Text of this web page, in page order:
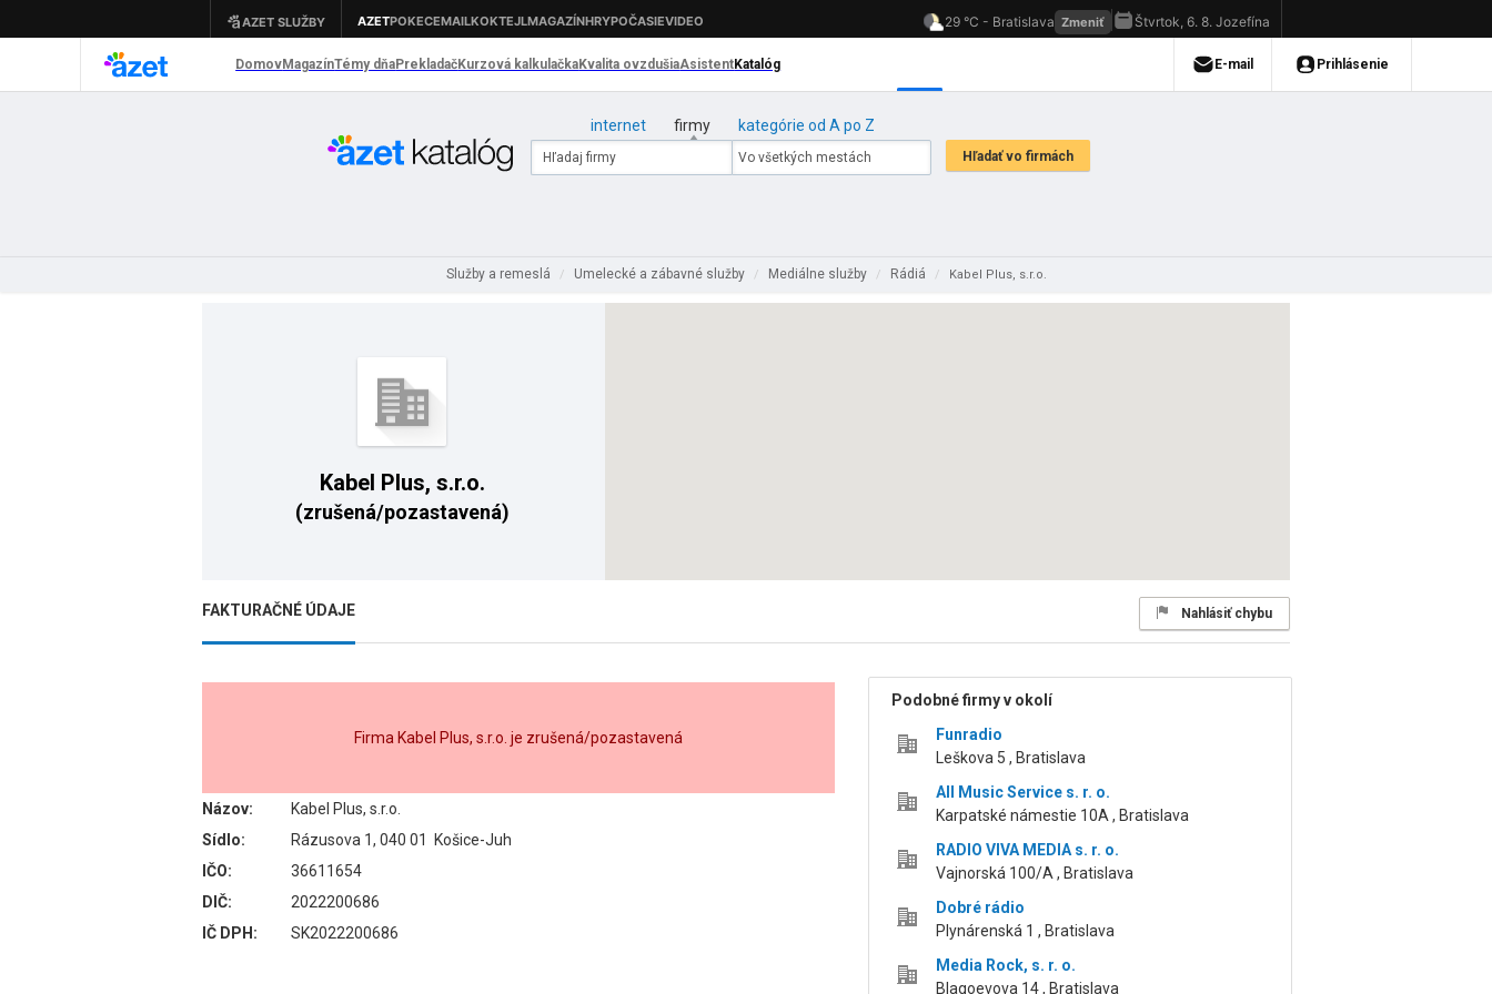
internet firmy kategórie od A po Z
Služby a remeslá / Umelecké a zábavné služby / Mediálne služby / Rádiá / Kabel Plus, s.r.o.
Kabel Plus, s.r.o.
(zrušená/pozastavená)
FAKTURAČNÉ ÚDAJE Nahlásiť chybu
Firma Kabel Plus, s.r.o. je zrušená/pozastavená
Názov:
Kabel Plus, s.r.o.
Sídlo:
Rázusova 1, 040 01 Košice-Juh
IČO:
36611654
DIČ:
2022200686
IČ DPH:
SK2022200686
Podobné firmy v okolí
Funradio
Leškova 5 , Bratislava
All Music Service s. r. o.
Karpatské námestie 10A , Bratislava
RADIO VIVA MEDIA s. r. o.
Vajnorská 100/A , Bratislava
Dobré rádio
Plynárenská 1 , Bratislava
Media Rock, s. r. o.
Blagoevova 14 , Bratislava